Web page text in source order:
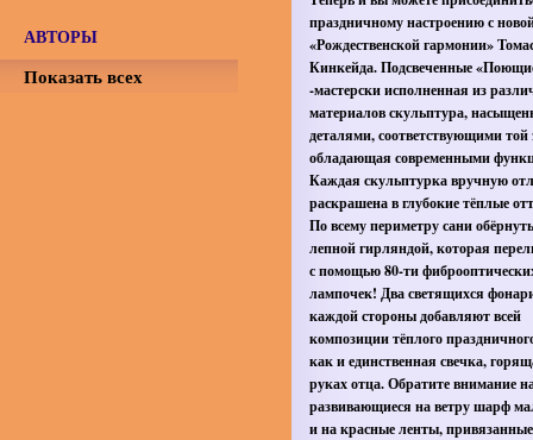
праздничному настроению с
«Рождественской гармонии»
Кинкейда. Подсвеченные
-мастерски исполненная из
материалов скульптура,
деталями, соответствующими той
обладающая современными
Каждая скульптурка вручную
раскрашена в глубокие тёплые
По всему периметру сани
лепной гирляндой, которая
с помощью 80-ти
лампочек! Два светящихся
каждой стороны добавляют всей
композиции тёплого
как и единственная свечка,
руках отца. Обратите внимание
развивающиеся на ветру шарф
и на красные ленты,
АВТОРЫ
Показать всех